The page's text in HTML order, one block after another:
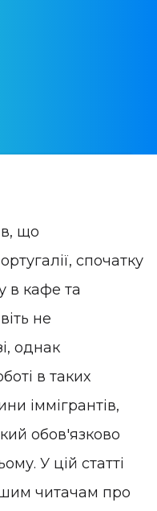
що
спочатку
в кафе та
не
однак
в таких
іммігрантів,
обов'язково
У цій статті
читачам про